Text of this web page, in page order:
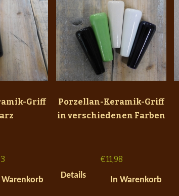
Griff
Warenkorb
Porzellan-Keramik-Griff
in verschiedenen Farben
€11,98
Details
In Warenkorb